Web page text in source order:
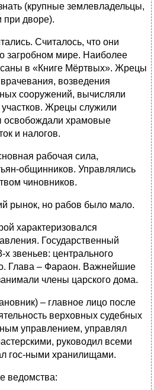
(крупные землевладельцы,
при дворе).
Считалось, что они
загробном мире. Наиболее
в «Книге Мёртвых». Жрецы
возведения
сооружений, вычисляли
Жрецы служили
храмовые
и налогов.
рабочая сила,
общинников. Управлялись
чиновников.
рынок, но рабов было мало.
характеризовался
Государственный
х звеньев: центрального
Глава – Фараон. Важнейшие
члены царского дома.
– главное лицо после
верховных судебных
управлением, управлял
руководил всеми
гос-ными хранилищами.
ведомства: